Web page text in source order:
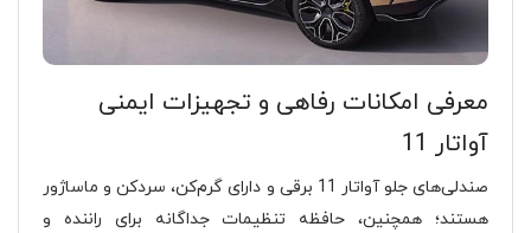
معرفی امکانات رفاهی و تجهیزات ایمنی
آواتار 11
صندلی‌های جلو آواتار 11 برقی و دارای گرم‌کن، سرد‌کن و ماساژور
هستند؛ همچنین، حافظه تنظیمات جداگانه برای راننده و